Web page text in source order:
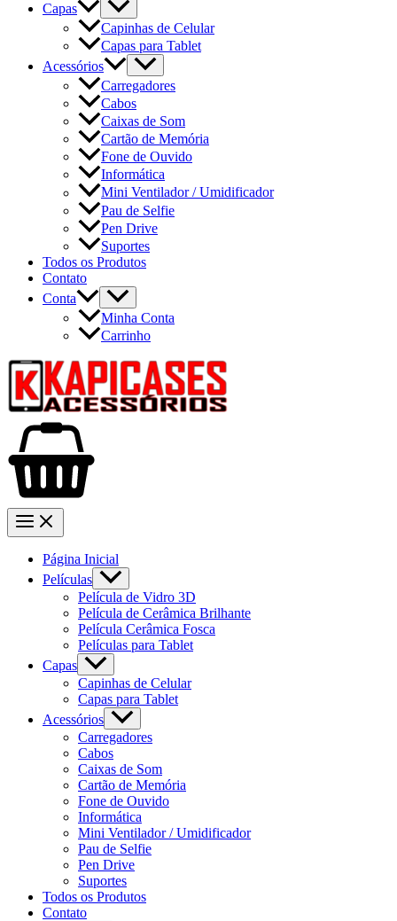
Capas
Capinhas de Celular
Capas para Tablet
Acessórios
Carregadores
Cabos
Caixas de Som
Cartão de Memória
Fone de Ouvido
Informática
Mini Ventilador / Umidificador
Pau de Selfie
Pen Drive
Suportes
Todos os Produtos
Contato
Conta
Minha Conta
Carrinho
Página Inicial
Películas
Película de Vidro 3D
Película de Cerâmica Brilhante
Película Cerâmica Fosca
Películas para Tablet
Capas
Capinhas de Celular
Capas para Tablet
Acessórios
Carregadores
Cabos
Caixas de Som
Cartão de Memória
Fone de Ouvido
Informática
Mini Ventilador / Umidificador
Pau de Selfie
Pen Drive
Suportes
Todos os Produtos
Contato